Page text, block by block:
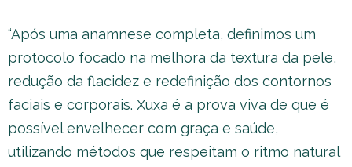
“Após uma anamnese completa, definimos um
protocolo focado na melhora da textura da pele,
redução da flacidez e redefinição dos contornos
faciais e corporais. Xuxa é a prova viva de que é
possível envelhecer com graça e saúde,
utilizando métodos que respeitam o ritmo natural